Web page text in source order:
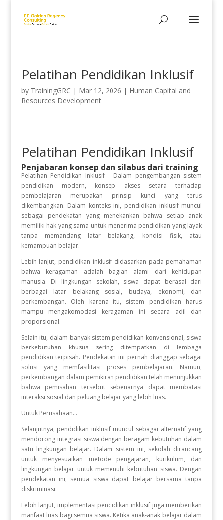
Pelatihan Pendidikan Inklusif
by TrainingGRC | Mar 12, 2026 | Human Capital and
Resources Development
Pelatihan Pendidikan Inklusif
Penjabaran konsep dan silabus dari training
Pelatihan Pendidikan Inklusif - Dalam pengembangan sistem
pendidikan modern, konsep akses setara terhadap
pembelajaran merupakan prinsip kunci yang terus
dikembangkan. Dalam konteks ini, pendidikan inklusif muncul
sebagai pendekatan yang menekankan bahwa setiap anak
memiliki hak yang sama untuk menerima pendidikan yang layak
tanpa memandang latar belakang, kondisi fisik, atau
kemampuan belajar.
Lebih lanjut, pendidikan inklusif didasarkan pada pemahaman
bahwa keragaman adalah bagian alami dari kehidupan
manusia. Di lingkungan sekolah, siswa dapat berasal dari
berbagai latar belakang sosial, budaya, ekonomi, dan
perkembangan. Oleh karena itu, sistem pendidikan harus
mampu mengakomodasi keragaman ini secara adil dan
proporsional.
Selain itu, dalam banyak sistem pendidikan konvensional, siswa
berkebutuhan khusus sering ditempatkan di lembaga
pendidikan terpisah. Pendekatan ini pernah dianggap sebagai
solusi yang memfasilitasi proses pembelajaran. Namun,
perkembangan dalam pemikiran pendidikan telah menunjukkan
bahwa pemisahan tersebut sebenarnya dapat membatasi
interaksi sosial dan peluang belajar yang lebih luas.
Untuk Perusahaan...
Selanjutnya, pendidikan inklusif muncul sebagai alternatif yang
mendorong integrasi siswa dengan beragam kebutuhan dalam
satu lingkungan belajar. Dalam sistem ini, sekolah dirancang
untuk menyesuaikan metode pengajaran, kurikulum, dan
lingkungan belajar untuk memenuhi kebutuhan siswa. Dengan
pendekatan ini, semua siswa dapat belajar bersama tanpa
diskriminasi.
Lebih lanjut, implementasi pendidikan inklusif juga memberikan
manfaat luas bagi semua siswa. Ketika anak-anak belajar dalam